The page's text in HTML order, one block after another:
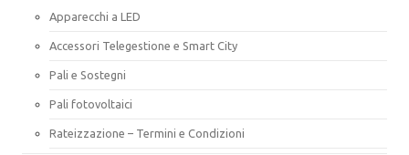
Apparecchi a LED
Accessori Telegestione e Smart City
Pali e Sostegni
Pali fotovoltaici
Rateizzazione – Termini e Condizioni